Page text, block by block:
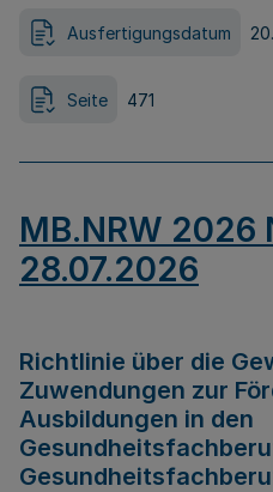
Ausfertigungsdatum
Seite 471
MB.NRW 2026
28.07.2026
Richtlinie über die
Zuwendungen zur
Ausbildungen in den